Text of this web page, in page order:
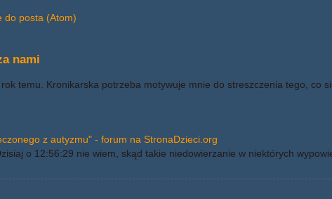
do posta (Atom)
nami
temu. Kronikarska potrzeba motywuje mnie do streszczenia tego, co
z autyzmu" - forum na StronaDzieci.org
o 12:56:29 nie wiem, skąd takie niedowierzanie w niektórych